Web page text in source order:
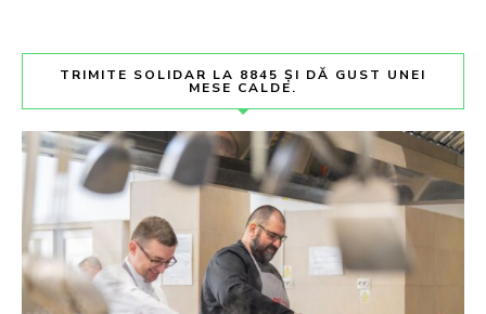
TRIMITE SOLIDAR LA 8845 ȘI DĂ GUST UNEI
MESE CALDE.